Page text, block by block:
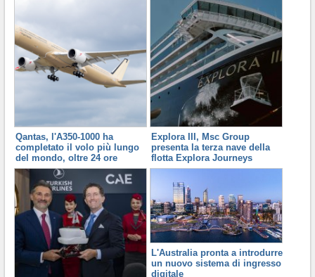
Qantas, l'A350-1000 ha
completato il volo più lungo
del mondo, oltre 24 ore
Explora III, Msc Group
presenta la terza nave della
flotta Explora Journeys
L'Australia pronta a introdurre
un nuovo sistema di ingresso
digitale